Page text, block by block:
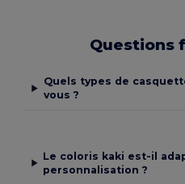
Questions
Quels types de
vous ?
Le coloris kaki est-il
personnalisation ?